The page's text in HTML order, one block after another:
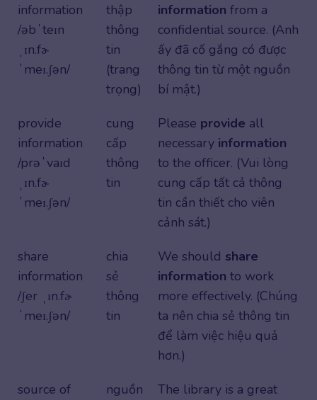
information
/əbˈteɪn
ˌɪn.fɚ
ˈmeɪ.ʃən/
thập
thông
tin
(trang
trọng)
information from a
confidential source. (Anh
ấy đã cố gắng có được
thông tin từ một nguồn
bí mật.)
provide
information
/prəˈvaɪd
ˌɪn.fɚ
ˈmeɪ.ʃən/
cung
cấp
thông
tin
Please provide all
necessary information
to the officer. (Vui lòng
cung cấp tất cả thông
tin cần thiết cho viên
cảnh sát.)
share
information
/ʃer ˌɪn.fɚ
ˈmeɪ.ʃən/
chia
sẻ
thông
tin
We should share
information to work
more effectively. (Chúng
ta nên chia sẻ thông tin
để làm việc hiệu quả
hơn.)
source of
nguồn
The library is a great